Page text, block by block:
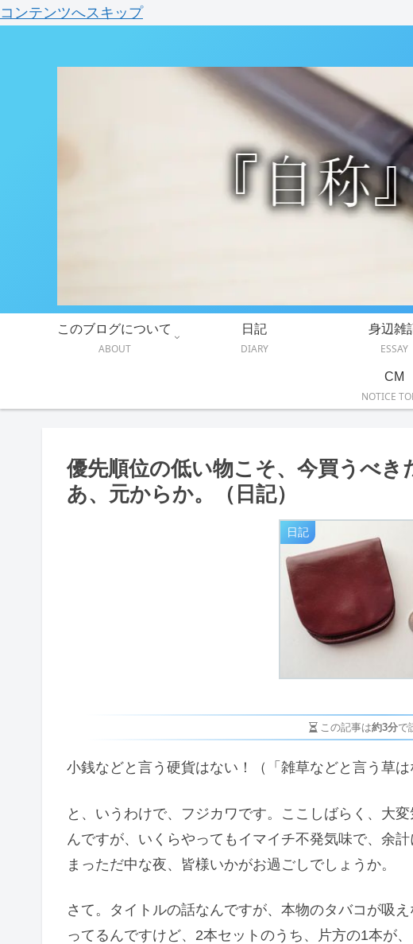
コンテンツへスキップ
このブログについて
ABOUT
日記
DIARY
身辺雑
ESSAY
CM
NOTICE
優先順位の低い物こそ、今買うべき
あ、元からか。（日記）
日記
この記事は約3分で
小銭などと言う硬貨はない！（「雑草などと言う草
と、いうわけで、フジカワです。ここしばらく、大
んですが、いくらやってもイマイチ不発気味で、余
まっただ中な夜、皆様いかがお過ごしでしょうか。
さて。タイトルの話なんですが、本物のタバコが吸
ってるんですけど、2本セットのうち、片方の1本が